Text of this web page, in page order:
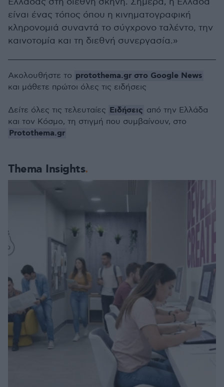
είναι ένας τόπος όπου η κινηματογραφική
κληρονομιά συναντά το σύγχρονο ταλέντο, την
καινοτομία και τη διεθνή συνεργασία.»
Thema Insights
Ακολουθήστε το protothema.gr στο Google News
και μάθετε πρώτοι όλες τις ειδήσεις
Δείτε όλες τις τελευταίες Ειδήσεις από την Ελλάδα
και τον Κόσμο, τη στιγμή που συμβαίνουν, στο
Protothema.gr